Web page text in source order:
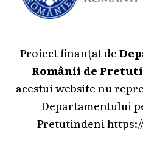
Proiect finanțat de
Românii de
acestui website nu
Departamentului
Pretutindeni